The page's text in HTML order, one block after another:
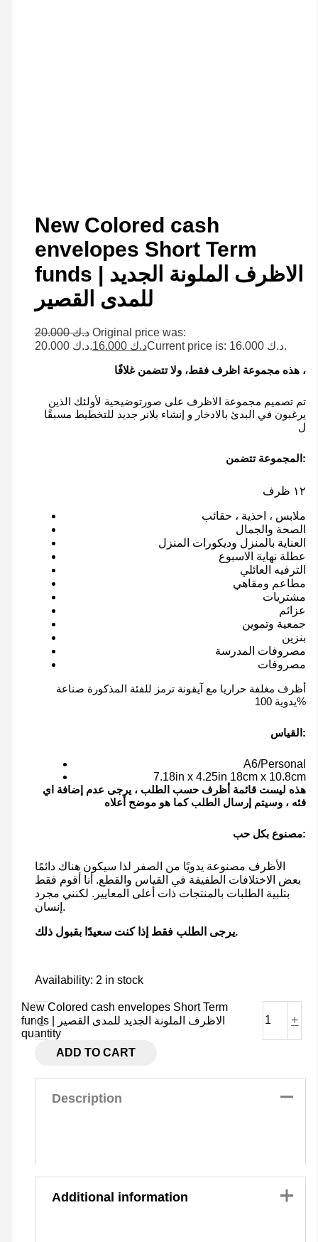
New Colored cash
envelopes Short Term
funds | الاظرف الملونة الجديد
للمدى القصير
د.ك20.000
Original price was:
د.ك 20.000.
د.ك 16.000
Current price is: د.ك 16.000.
هذه مجموعة اظرف فقط، ولا تتضمن غلافًا ،
تم تصميم مجموعة الاظرف على صورتوضيحية لأولئك الذين
يرغبون في البدئ بالادخار و إنشاء بلانر جديد للتخطيط مسبقًا
ل
المجموعة تتضمن:
١٢ ظرف
ملابس ، احذية ، حقائب
الصحة والجمال
العناية بالمنزل وديكورات المنزل
عطلة نهاية الاسبوع
الترفيه العائلي
مطاعم ومقاهي
مشتريات
عزائم
جمعية وتموين
بنزين
مصروفات المدرسة
مصروفات
يدوية 100%
القياس:
A6/Personal
7.18in x 4.25in 18cm x 10.8cm
هذه ليست قائمة أظرف حسب الطلب ، يرجى عدم إضافة اي
فئه ، وسيتم إرسال الطلب كما هو موضح أعلاه
مصنوع بكل حب:
الأظرف مصنوعة يدويًا من الصفر لذا سيكون هناك دائمًا
بعض الاختلافات الطفيفة في القياس والقطع. أنا أقوم فقط
بتلبية الطلبات بالمنتجات ذات أعلى المعايير. لكنني مجرد
إنسان.
يرجى الطلب فقط إذا كنت سعيدًا بقبول ذلك.
Availability: 2 in stock
-
New Colored cash envelopes Short Term
funds | الاظرف الملونة الجديد للمدى القصير
quantity
+
ADD TO CART
Description
Additional information